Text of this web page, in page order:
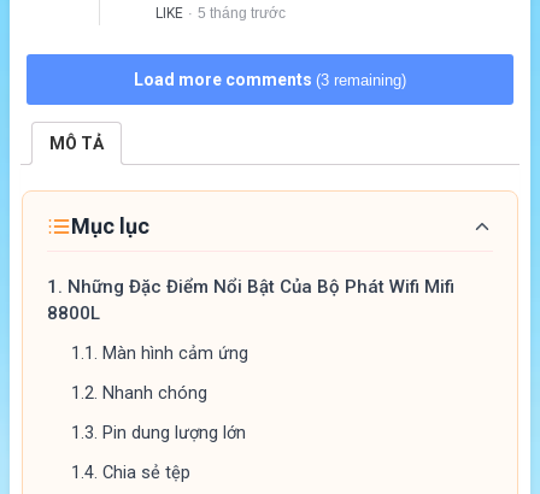
LIKE · 5 tháng trước
Load more comments (3 remaining)
MÔ TẢ
Mục lục
1. Những Đặc Điểm Nổi Bật Của Bộ Phát Wifi Mifi
8800L
1.1. Màn hình cảm ứng
1.2. Nhanh chóng
1.3. Pin dung lượng lớn
1.4. Chia sẻ tệp